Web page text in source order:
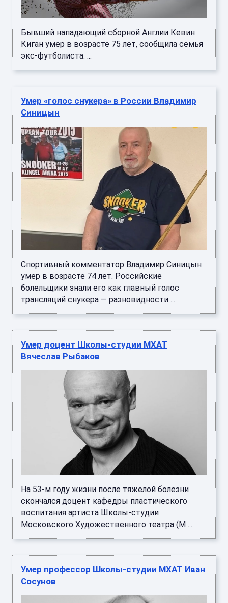
Бывший нападающий сборной Англии Кевин
Киган умер в возрасте 75 лет, сообщила семья
экс-футболиста. ...
Умер «голос снукера» в России Владимир
Синицын
Спортивный комментатор Владимир Синицын
умер в возрасте 74 лет. Российские
болельщики знали его как главный голос
трансляций снукера — разновидности ...
Умер доцент Школы-студии МХАТ
Вячеслав Рыбаков
На 53-м году жизни после тяжелой болезни
скончался доцент кафедры пластического
воспитания артиста Школы-студии
Московского Художественного театра (М ...
Умер профессор Школы-студии МХАТ Иван
Сосунов